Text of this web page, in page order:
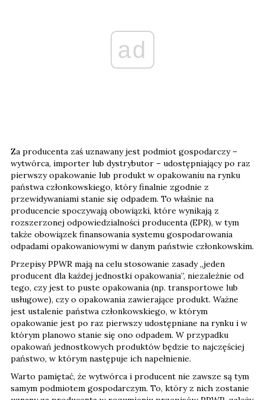
ad
Za producenta zaś uznawany jest podmiot gospodarczy –
wytwórca, importer lub dystrybutor – udostępniający po raz
pierwszy opakowanie lub produkt w opakowaniu na rynku
państwa członkowskiego, który finalnie zgodnie z
przewidywaniami stanie się odpadem. To właśnie na
producencie spoczywają obowiązki, które wynikają z
rozszerzonej odpowiedzialności producenta (EPR), w tym
także obowiązek finansowania systemu gospodarowania
odpadami opakowaniowymi w danym państwie członkowskim.
Przepisy PPWR mają na celu stosowanie zasady „jeden
producent dla każdej jednostki opakowania”, niezależnie od
tego, czy jest to puste opakowania (np. transportowe lub
usługowe), czy o opakowania zawierające produkt. Ważne
jest ustalenie państwa członkowskiego, w którym
opakowanie jest po raz pierwszy udostępniane na rynku i w
którym planowo stanie się ono odpadem. W przypadku
opakowań jednostkowych produktów będzie to najczęściej
państwo, w którym następuje ich napełnienie.
Warto pamiętać, że wytwórca i producent nie zawsze są tym
samym podmiotem gospodarczym. To, który z nich zostanie